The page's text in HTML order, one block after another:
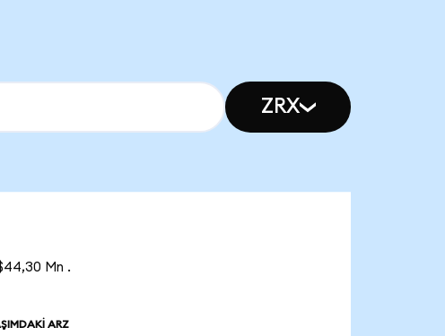
ZRX
Mn .
ARZ